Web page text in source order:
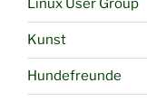
Linux User Group
Kunst
Hundefreunde